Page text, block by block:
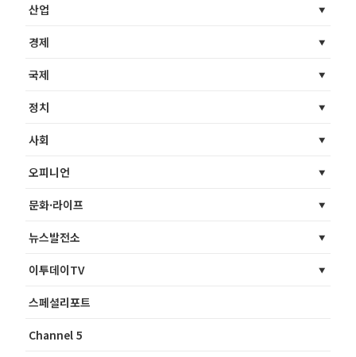
산업
경제
국제
정치
사회
오피니언
문화·라이프
뉴스발전소
이투데이TV
스페셜리포트
Channel 5